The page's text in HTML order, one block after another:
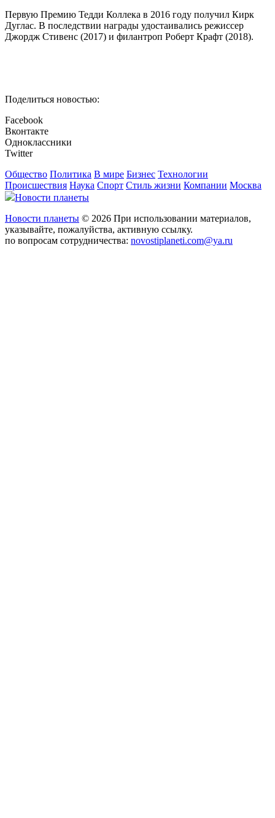
Первую Премию Тедди Коллека в 2016 году получил Кирк
Дуглас. В последствии награды удостаивались режиссер
Джордж Стивенс (2017) и филантроп Роберт Крафт (2018).
Поделиться новостью:
Facebook
Вконтакте
Одноклассники
Twitter
Общество Политика В мире Бизнес Технологии
Происшествия Наука Спорт Стиль жизни Компании Москва
Новости планеты
Новости планеты © 2026 При использовании материалов,
указывайте, пожалуйства, активную ссылку.
по вопросам сотрудничества: novostiplaneti.com@ya.ru